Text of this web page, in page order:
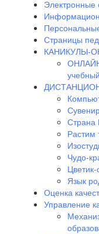
Электронные
Страницы
КАНИКУЛЫ-
Страна
Растим
Чудо-
Язык
Оценка
Управление